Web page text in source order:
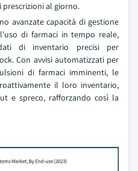
al giorno.
avanzate capacità di gestione
di farmaci in tempo reale,
di inventario precisi per
Con avvisi automatizzati per
di farmaci imminenti, le
il loro inventario,
e spreco, rafforzando così la